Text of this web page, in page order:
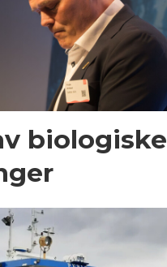
biologiske